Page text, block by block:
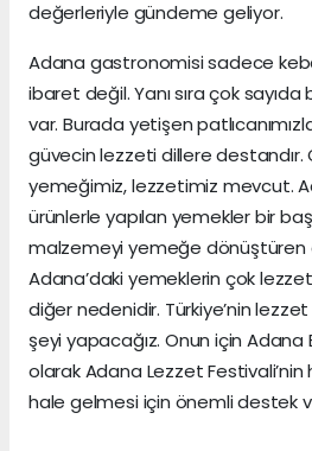
değerleriyle gündeme geliyor.
Adana gastronomisi sadece
ibaret değil. Yanı sıra çok
var. Burada yetişen
güvecin lezzeti dillere destandır.
yemeğimiz, lezzetimiz mevcut.
ürünlerle yapılan yemekler bir
malzemeyi yemeğe dönüştüren
Adana’daki yemeklerin çok
diğer nedenidir. Türkiye’nin
şeyi yapacağız. Onun için Adana
olarak Adana Lezzet Festivali’nin
hale gelmesi için önemli destek